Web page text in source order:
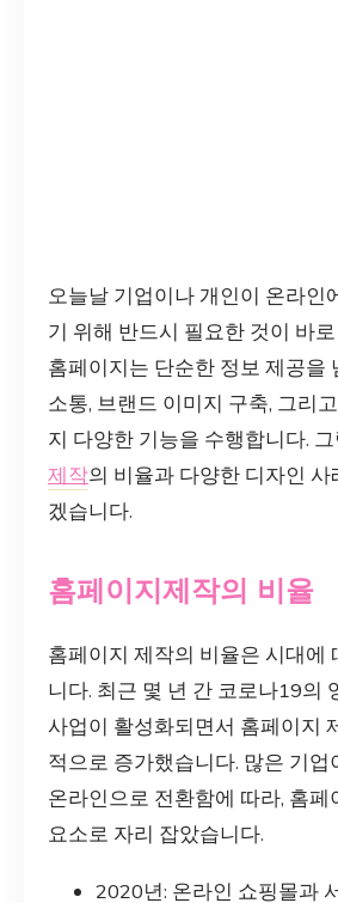
오늘날 기업이나 개인이 온라인
기 위해 반드시 필요한 것이 바
홈페이지는 단순한 정보 제공을
소통, 브랜드 이미지 구축, 그리
지 다양한 기능을 수행합니다.
제작의 비율과 다양한 디자인
겠습니다.
홈페이지제작의 비율
홈페이지 제작의 비율은 시대에
니다. 최근 몇 년 간 코로나19의
사업이 활성화되면서 홈페이지
적으로 증가했습니다. 많은 기업
온라인으로 전환함에 따라, 홈페
요소로 자리 잡았습니다.
2020년: 온라인 쇼핑몰과